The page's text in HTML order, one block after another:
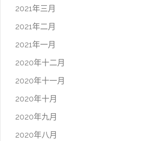
2021年三月
2021年二月
2021年一月
2020年十二月
2020年十一月
2020年十月
2020年九月
2020年八月